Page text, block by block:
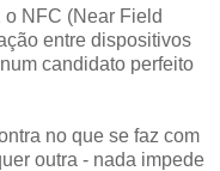
NFC (Near Field
entre dispositivos
candidato perfeito
no que se faz com
outra - nada impede